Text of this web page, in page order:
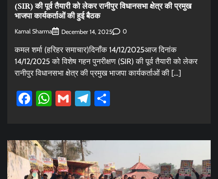
(SIR) की पूर्व तैयारी को लेकर रानीपुर विधानसभा क्षेत्र की प्रमुख
भाजपा कार्यकर्ताओं की हुई बैठक
Kamal Sharma December 14, 2025 0
कमल शर्मा (हरिहर समाचार)दिनाँक 14/12/2025आज दिनांक
14/12/2025 को विशेष गहन पुनरीक्षण (SIR) की पूर्व तैयारी को लेकर
रानीपुर विधानसभा क्षेत्र की प्रमुख भाजपा कार्यकर्ताओं की […]
Facebook
WhatsApp
GmailTelegram